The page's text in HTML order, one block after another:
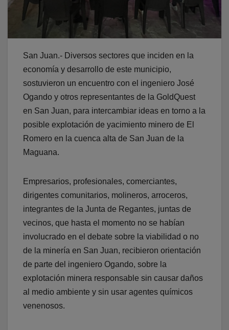
San Juan.- Diversos sectores que inciden en la
economía y desarrollo de este municipio,
sostuvieron un encuentro con el ingeniero José
Ogando y otros representantes de la GoldQuest
en San Juan, para intercambiar ideas en torno a la
posible explotación de yacimiento minero de El
Romero en la cuenca alta de San Juan de la
Maguana.
Empresarios, profesionales, comerciantes,
dirigentes comunitarios, molineros, arroceros,
integrantes de la Junta de Regantes, juntas de
vecinos, que hasta el momento no se habían
involucrado en el debate sobre la viabilidad o no
de la minería en San Juan, recibieron orientación
de parte del ingeniero Ogando, sobre la
explotación minera responsable sin causar daños
al medio ambiente y sin usar agentes químicos
venenosos.